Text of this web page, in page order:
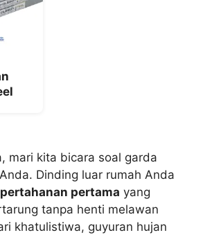
mari kita bicara soal garda
Dinding luar rumah Anda
pertama yang
tanpa henti melawan
khatulistiwa, guyuran hujan